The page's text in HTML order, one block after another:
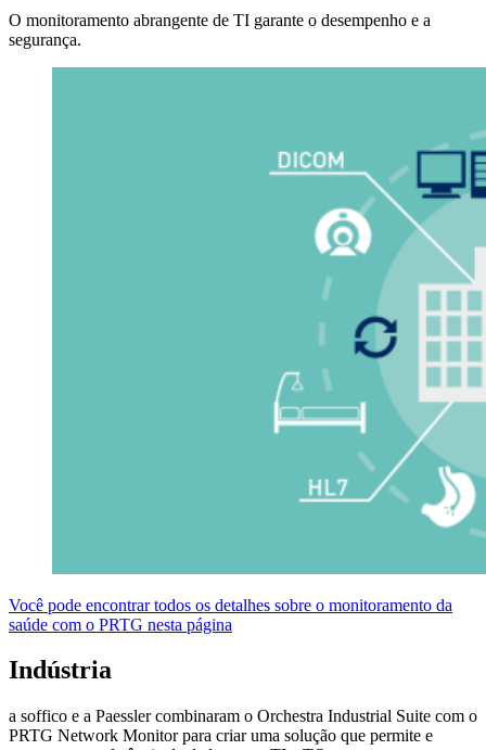
O monitoramento abrangente de TI garante o desempenho e a
segurança.
Você pode encontrar todos os detalhes sobre o monitoramento da
saúde com o PRTG nesta página
Indústria
a soffico e a Paessler combinaram o Orchestra Industrial Suite com o
PRTG Network Monitor para criar uma solução que permite e